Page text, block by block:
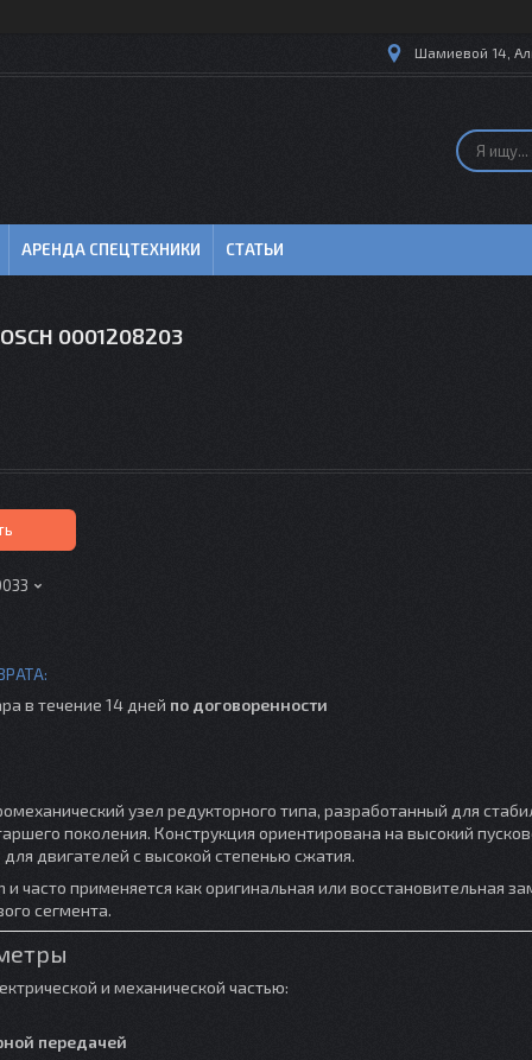
Шамиевой 14,
АРЕНДА СПЕЦТЕХНИКИ СТАТЬИ
0001208203
в течение 14 дней по договоренности
узел редукторного типа, разработанный для
поколения. Конструкция ориентирована на высокий
двигателей с высокой степенью сжатия.
часто применяется как оригинальная или восстановительная
сегмента.
и механической частью:
передачей